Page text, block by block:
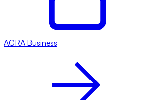
AGRA Business